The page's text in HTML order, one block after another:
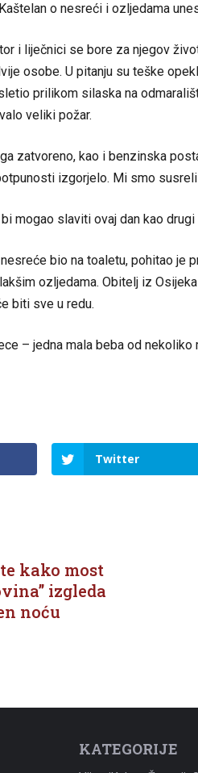
o nesreći i ozljedama
i liječnici se bore za njegov
osobe. U pitanju su teške
prilikom silaska na
veliki požar.
zatvoreno, kao i benzinska
izgorjelo. Mi smo
mogao slaviti ovaj dan kao drugi
bio na toaletu, pohitao je
ozljedama. Obitelj iz
biti sve u redu.
– jedna mala beba od
Twitter
kako most
izgleda
noću
KATEGORIJE